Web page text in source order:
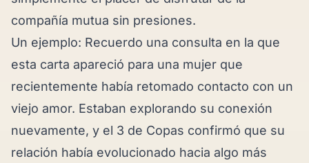
compañía mutua sin presiones.
Un ejemplo: Recuerdo una consulta en la que
esta carta apareció para una mujer que
recientemente había retomado contacto con un
viejo amor. Estaban explorando su conexión
nuevamente, y el 3 de Copas confirmó que su
relación había evolucionado hacia algo más